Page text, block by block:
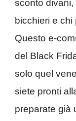
sconto
bicchieri e
Questo e-
del Black
solo quel
siete pronti
preparate già